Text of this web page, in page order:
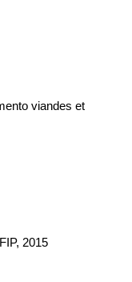
viandes et
2015